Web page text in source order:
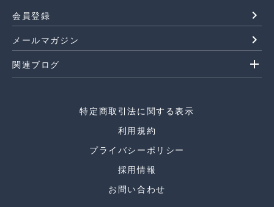
会員登録 navigate_next
メールマガジン navigate_next
関連ブログ add
特定商取引法に関する表示
利用規約
プライバシーポリシー
採用情報
お問い合わせ